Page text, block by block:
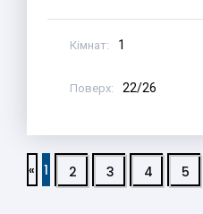
Кімнат: 1
Поверх: 22/26
« 1 2 3 4 5